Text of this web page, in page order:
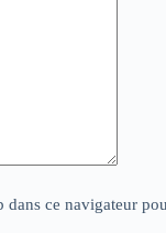
ce navigateur